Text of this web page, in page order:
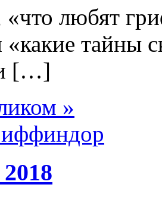
«что любят
тайны
[…]
»